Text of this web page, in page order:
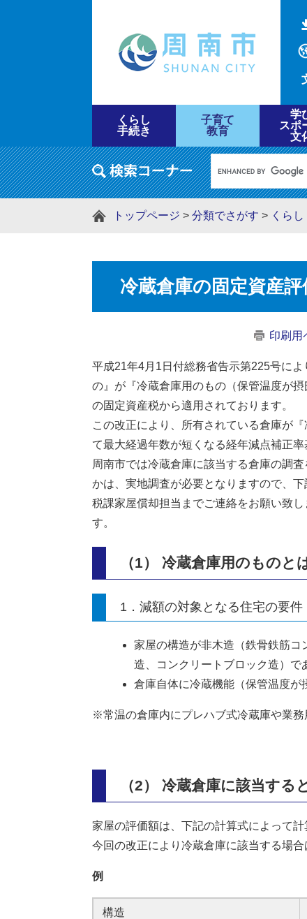
くらし
手続き
子育て
教育
学
スポ
文
トップページ > 分類でさがす > くら
冷蔵倉庫の固定資産
印刷用
平成21年4月1日付総務省告示第225号に
の』が『冷蔵倉庫用のもの（保管温度が
の固定資産税から適用されております。
この改正により、所有されている倉庫が
て最大経過年数が短くなる経年減点補正
周南市では冷蔵倉庫に該当する倉庫の調
かは、実地調査が必要となりますので、
税課家屋償却担当までご連絡をお願い致
す。
（1） 冷蔵倉庫用のものと
1．減額の対象となる住宅の要件
家屋の構造が非木造（鉄骨鉄筋
造、コンクリートブロック造）で
倉庫自体に冷蔵機能（保管温度が
※常温の倉庫内にプレハブ式冷蔵庫や業務
（2） 冷蔵倉庫に該当する
家屋の評価額は、下記の計算式によって計
今回の改正により冷蔵倉庫に該当する場
例
構造